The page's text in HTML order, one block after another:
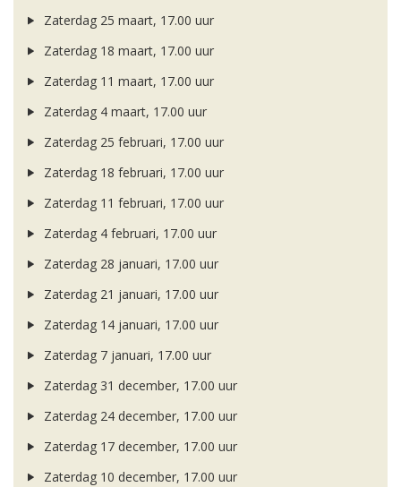
Zaterdag 25 maart, 17.00 uur
Zaterdag 18 maart, 17.00 uur
Zaterdag 11 maart, 17.00 uur
Zaterdag 4 maart, 17.00 uur
Zaterdag 25 februari, 17.00 uur
Zaterdag 18 februari, 17.00 uur
Zaterdag 11 februari, 17.00 uur
Zaterdag 4 februari, 17.00 uur
Zaterdag 28 januari, 17.00 uur
Zaterdag 21 januari, 17.00 uur
Zaterdag 14 januari, 17.00 uur
Zaterdag 7 januari, 17.00 uur
Zaterdag 31 december, 17.00 uur
Zaterdag 24 december, 17.00 uur
Zaterdag 17 december, 17.00 uur
Zaterdag 10 december, 17.00 uur